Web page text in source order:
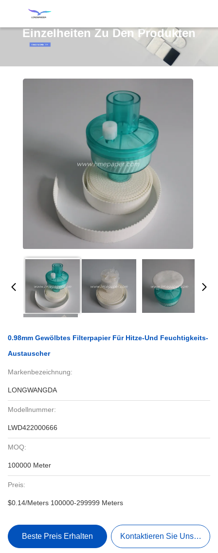
Einzelheiten Zu Den Produkten
0.98mm Gewölbtes Filterpapier Für Hitze-Und Feuchtigkeits-
Austauscher
Markenbezeichnung:
LONGWANGDA
Modellnummer:
LWD422000666
MOQ:
100000 Meter
Preis:
$0.14/Meters 100000-299999 Meters
Beste Preis Erhalten Kontaktieren Sie Uns Jetzt